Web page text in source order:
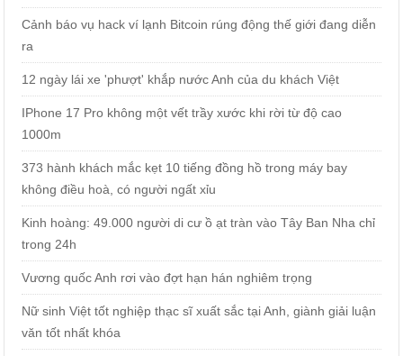
Cảnh báo vụ hack ví lạnh Bitcoin rúng động thế giới đang diễn
ra
12 ngày lái xe 'phượt' khắp nước Anh của du khách Việt
IPhone 17 Pro không một vết trầy xước khi rời từ độ cao
1000m
373 hành khách mắc kẹt 10 tiếng đồng hồ trong máy bay
không điều hoà, có người ngất xỉu
Kinh hoàng: 49.000 người di cư ồ ạt tràn vào Tây Ban Nha chỉ
trong 24h
Vương quốc Anh rơi vào đợt hạn hán nghiêm trọng
Nữ sinh Việt tốt nghiệp thạc sĩ xuất sắc tại Anh, giành giải luận
văn tốt nhất khóa